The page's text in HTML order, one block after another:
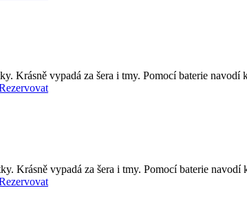
Krásně vypadá za šera i tmy. Pomocí baterie
Krásně vypadá za šera i tmy. Pomocí baterie